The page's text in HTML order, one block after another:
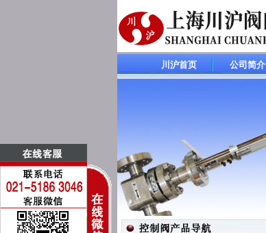
川沪首页 公司简介